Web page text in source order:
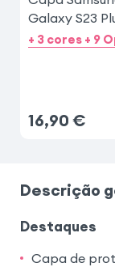
Galaxy S23
+ 3 cores + 9
16,90 €
Descrição
Destaques
Capa de